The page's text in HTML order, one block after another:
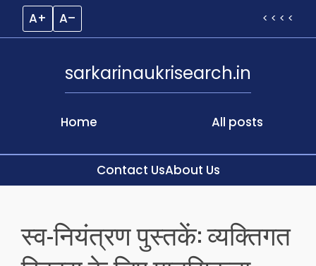
A+ A– < < < <
Home
sarkarinaukrisearch.in
All posts
Contact UsAbout Us
content
स्व-नियंत्रण पुस्तकें: व्यक्तिगत